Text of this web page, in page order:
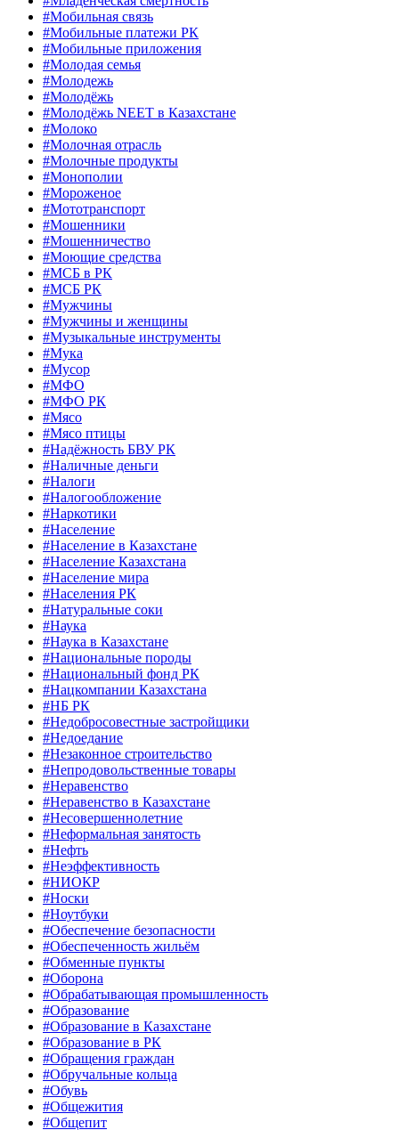
#Мобильная связь
#Мобильные платежи РК
#Мобильные приложения
#Молодая семья
#Молодежь
#Молодёжь
#Молодёжь NEET в Казахстане
#Молоко
#Молочная отрасль
#Молочные продукты
#Монополии
#Мороженое
#Мототранспорт
#Мошенники
#Мошенничество
#Моющие средства
#МСБ в РК
#МСБ РК
#Мужчины
#Мужчины и женщины
#Музыкальные инструменты
#Мука
#Мусор
#МФО
#МФО РК
#Мясо
#Мясо птицы
#Надёжность БВУ РК
#Наличные деньги
#Налоги
#Налогообложение
#Наркотики
#Население
#Население в Казахстане
#Население Казахстана
#Население мира
#Населения РК
#Натуральные соки
#Наука
#Наука в Казахстане
#Национальные породы
#Национальный фонд РК
#Нацкомпании Казахстана
#НБ РК
#Недобросовестные застройщики
#Недоедание
#Незаконное строительство
#Непродовольственные товары
#Неравенство
#Неравенство в Казахстане
#Несовершеннолетние
#Неформальная занятость
#Нефть
#Неэффективность
#НИОКР
#Носки
#Ноутбуки
#Обеспечение безопасности
#Обеспеченность жильём
#Обменные пункты
#Оборона
#Обрабатывающая промышленность
#Образование
#Образование в Казахстане
#Образование в РК
#Обращения граждан
#Обручальные кольца
#Обувь
#Общежития
#Общепит